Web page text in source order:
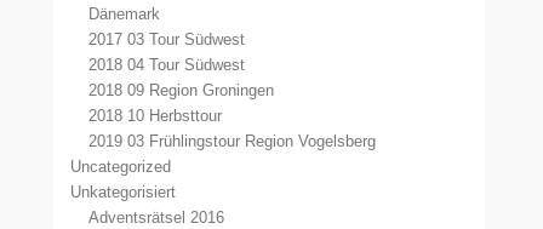
Dänemark
2017 03 Tour Südwest
2018 04 Tour Südwest
2018 09 Region Groningen
2018 10 Herbsttour
2019 03 Frühlingstour Region Vogelsberg
Uncategorized
Unkategorisiert
Adventsrätsel 2016